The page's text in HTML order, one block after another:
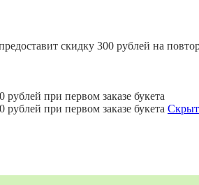
скидку 300 рублей на
при первом заказе букета
при первом заказе букета